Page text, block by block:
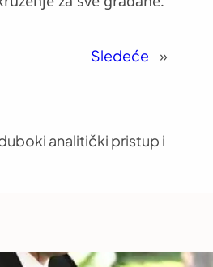
Sledeće »
analitički pristup i